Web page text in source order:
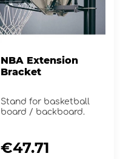
NBA Extension
Bracket
Stand for basketball
board / backboard.
€47.71